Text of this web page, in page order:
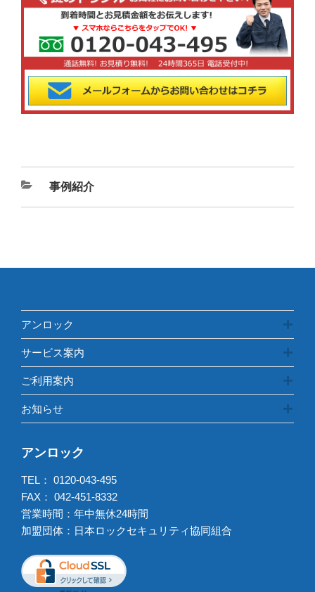
カ
テ
事例紹介
アンロック
サービス案内
ご利用案内
お知らせ
アンロック
TEL： 0120-043-495
FAX： 042-451-8332
営業時間：年中無休24時間
加盟団体：日本ロックセキュリティ協同組合